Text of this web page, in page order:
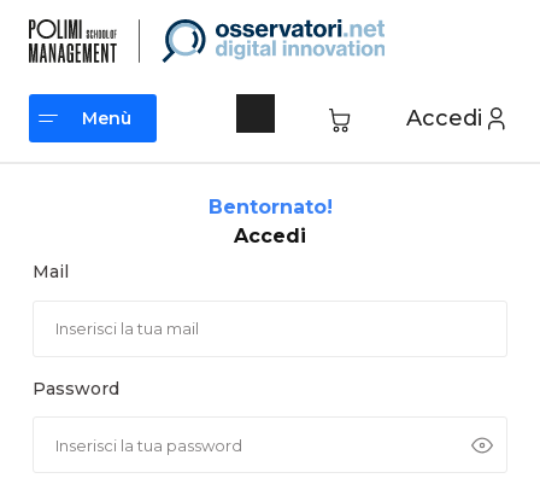
contenuto
Accedi
Menù
Bentornato!
Accedi
Mail
Password